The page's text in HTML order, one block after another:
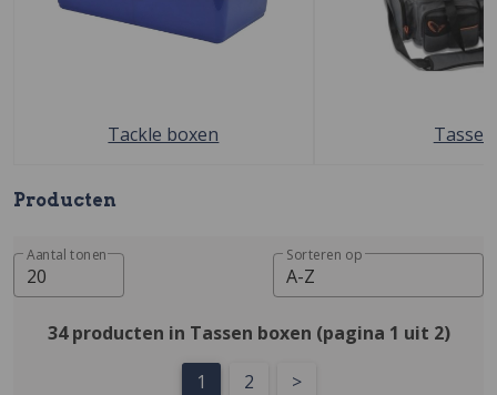
Tackle boxen Tassen
Producten
Aantal tonen
20
Sorteren op
A-Z
34 producten in Tassen boxen (pagina 1 uit 2)
1
2 >